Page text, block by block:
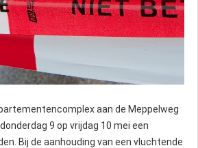
aan de Meppelweg
9 op vrijdag 10 mei een
Bij de aanhouding van een vluchtende